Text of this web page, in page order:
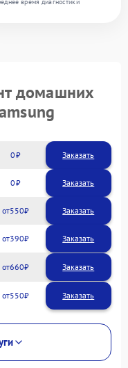
домашних
0 Заказать
0 Заказать
550
390
660
550